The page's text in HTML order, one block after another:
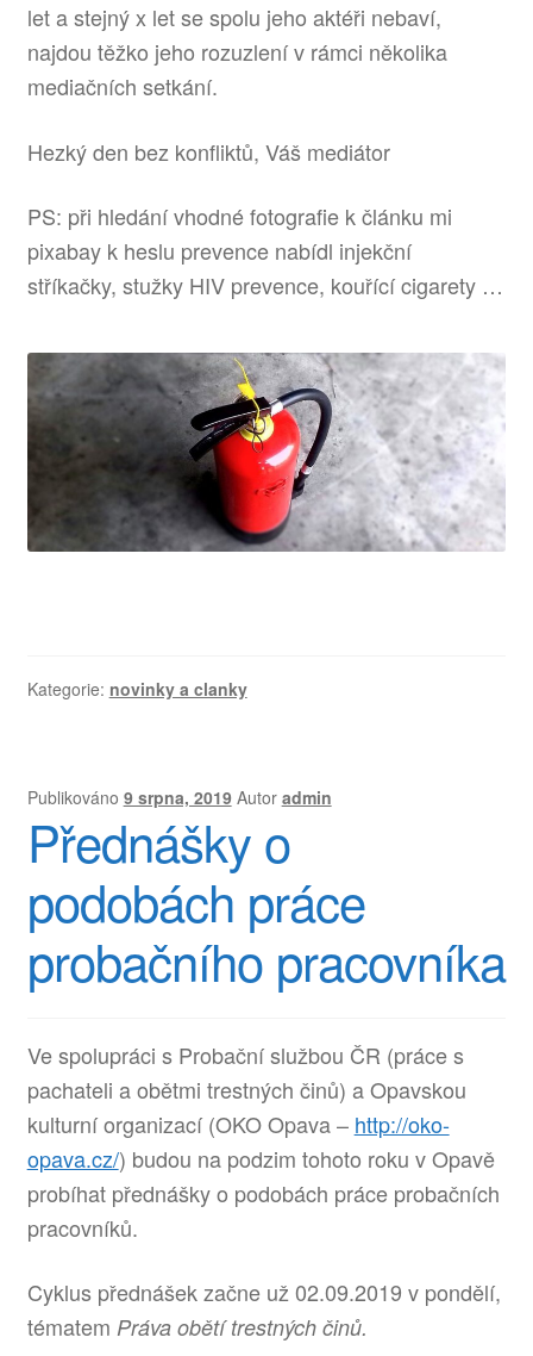
let a stejný x let se spolu jeho aktéři nebaví,
najdou těžko jeho rozuzlení v rámci několika
mediačních setkání.
Hezký den bez konfliktů, Váš mediátor
PS: při hledání vhodné fotografie k článku mi
pixabay k heslu prevence nabídl injekční
stříkačky, stužky HIV prevence, kouřící cigarety …
Kategorie: novinky a clanky
Publikováno 9 srpna, 2019 Autor admin
Přednášky o
podobách práce
probačního pracovníka
Ve spolupráci s Probační službou ČR (práce s
pachateli a obětmi trestných činů) a Opavskou
kulturní organizací (OKO Opava – http://oko-
opava.cz/) budou na podzim tohoto roku v Opavě
probíhat přednášky o podobách práce probačních
pracovníků.
Cyklus přednášek začne už 02.09.2019 v pondělí,
tématem Práva obětí trestných činů.